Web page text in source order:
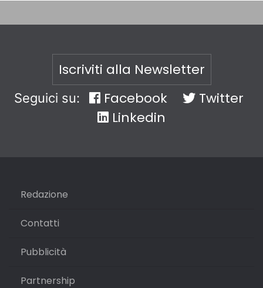
Iscriviti alla Newsletter
Seguici su: Facebook
Twitter
Linkedin
Redazione
Contatti
Pubblicità
Partnership